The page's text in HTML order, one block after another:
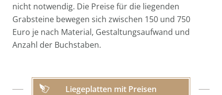
nicht notwendig. Die Preise für die liegenden
Grabsteine bewegen sich zwischen 150 und 750
Euro je nach Material, Gestaltungsaufwand und
Anzahl der Buchstaben.
Liegeplatten mit Preisen